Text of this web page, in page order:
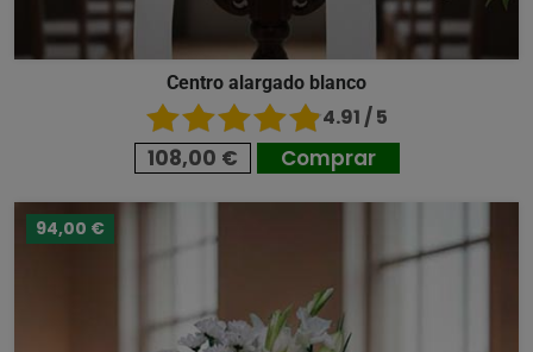
Centro alargado blanco
4.91 / 5
108,00 € Comprar
94,00 €